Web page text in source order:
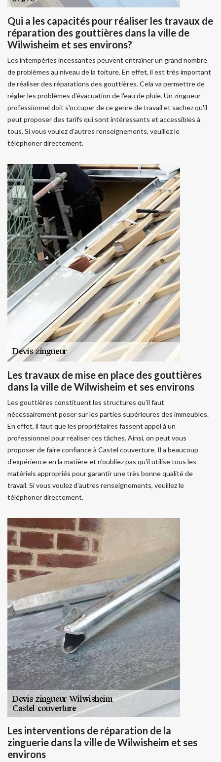
Qui a les capacités pour réaliser les travaux de
réparation des gouttières dans la ville de
Wilwisheim et ses environs?
Les intempéries incessantes peuvent entraîner un grand nombre
de problèmes au niveau de la toiture. En effet, il est très important
de réaliser des réparations des gouttières. Cela va permettre de
régler les problèmes d'évacuation de l'eau de pluie. Un zingueur
professionnel doit s'occuper de ce genre de travail et sachez qu'il
peut proposer des tarifs qui sont intéressants et accessibles à
tous. Si vous voulez d'autres renseignements, veuillez le
téléphoner directement.
Les travaux de mise en place des gouttières
dans la ville de Wilwisheim et ses environs
Les gouttières constituent les structures qu'il faut
nécessairement poser sur les parties supérieures des immeubles.
En effet, il faut que les propriétaires fassent appel à un
professionnel pour réaliser ces tâches. Ainsi, on peut vous
proposer de faire confiance à Castel couverture. Il a beaucoup
d'expérience en la matière et n'oubliez pas qu'il utilise tous les
matériels appropriés pour garantir une très bonne qualité de
travail. Si vous voulez d'autres renseignements, veuillez le
téléphoner directement.
Les interventions de réparation de la
zinguerie dans la ville de Wilwisheim et ses
environs